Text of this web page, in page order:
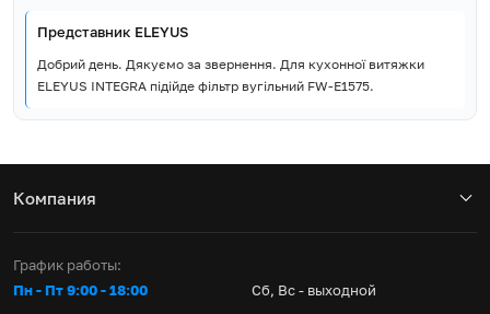
Представник ELEYUS
Добрий день. Дякуємо за звернення. Для кухонної витяжки
ELEYUS INTEGRA підійде фільтр вугільний FW-E1575.
Компания
График работы:
Пн - Пт 9:00 - 18:00
Сб, Вс - выходной